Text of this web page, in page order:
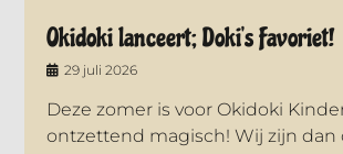
Okidoki lanceert; Doki’s Favoriet!
29 juli 2026
Deze zomer is voor Okidoki
ontzettend magisch! Wij zijn dan